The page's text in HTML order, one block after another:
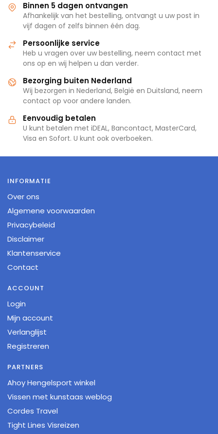
Binnen 5 dagen ontvangen
Afhankelijk van het bestelling, ontvangt u uw post in
vijf dagen of zelfs binnen één dag.
Persoonlijke service
Heb u vragen over uw bestelling, neem contact met
ons op en wij helpen u dan verder.
Bezorging buiten Nederland
Wij bezorgen in Nederland, België en Duitsland, neem
contact op voor andere landen.
Eenvoudig betalen
U kunt betalen met iDEAL, Bancontact, MasterCard,
Visa en Sofort. U kunt ook overboeken.
INFORMATIE
Over ons
Algemene voorwaarden
Privacybeleid
Disclaimer
Klantenservice
Contact
ACCOUNT
Login
Mijn account
Verlanglijst
Registreren
PARTNERS
Ahoy Hengelsport winkel
Vissen met kunstaas weblog
Cordes Travel
Tight Lines Visreizen